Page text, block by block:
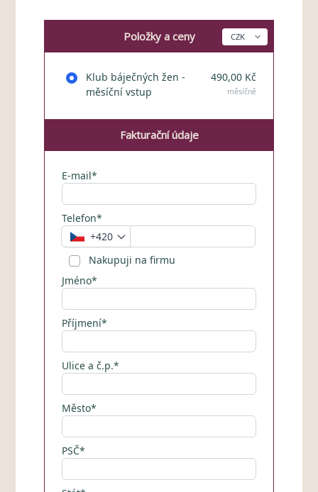
Položky a ceny
Klub báječných žen -
měsíční vstup
490,00 Kč
měsíčně
Fakturační údaje
E-mail*
Telefon*
+420
Nakupuji na firmu
Jméno*
Příjmení*
Ulice a č.p.*
Město*
PSČ*